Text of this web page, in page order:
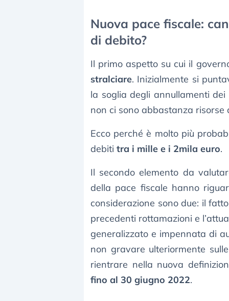
Nuova pace fiscale:
di debito?
Il primo aspetto su cui il
stralciare. Inizialmente si
la soglia degli annullamenti
non ci sono abbastanza risorse
Ecco perché è molto più
debiti tra i mille e i 2mila euro.
Il secondo elemento da
della pace fiscale hanno
considerazione sono due: il
precedenti rottamazioni e
generalizzato e impennata di
non gravare ulteriormente
rientrare nella nuova
fino al 30 giugno 2022.